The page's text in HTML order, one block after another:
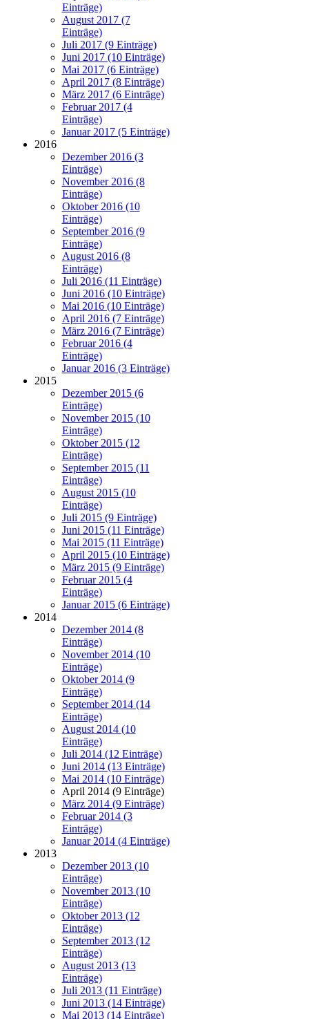
Einträge)
August 2017 (7
Einträge)
Juli 2017 (9 Einträge)
Juni 2017 (10 Einträge)
Mai 2017 (6 Einträge)
April 2017 (8 Einträge)
März 2017 (6 Einträge)
Februar 2017 (4
Einträge)
Januar 2017 (5 Einträge)
2016
Dezember 2016 (3
Einträge)
November 2016 (8
Einträge)
Oktober 2016 (10
Einträge)
September 2016 (9
Einträge)
August 2016 (8
Einträge)
Juli 2016 (11 Einträge)
Juni 2016 (10 Einträge)
Mai 2016 (10 Einträge)
April 2016 (7 Einträge)
März 2016 (7 Einträge)
Februar 2016 (4
Einträge)
Januar 2016 (3 Einträge)
2015
Dezember 2015 (6
Einträge)
November 2015 (10
Einträge)
Oktober 2015 (12
Einträge)
September 2015 (11
Einträge)
August 2015 (10
Einträge)
Juli 2015 (9 Einträge)
Juni 2015 (11 Einträge)
Mai 2015 (11 Einträge)
April 2015 (10 Einträge)
März 2015 (9 Einträge)
Februar 2015 (4
Einträge)
Januar 2015 (6 Einträge)
2014
Dezember 2014 (8
Einträge)
November 2014 (10
Einträge)
Oktober 2014 (9
Einträge)
September 2014 (14
Einträge)
August 2014 (10
Einträge)
Juli 2014 (12 Einträge)
Juni 2014 (13 Einträge)
Mai 2014 (10 Einträge)
April 2014 (9 Einträge)
März 2014 (9 Einträge)
Februar 2014 (3
Einträge)
Januar 2014 (4 Einträge)
2013
Dezember 2013 (10
Einträge)
November 2013 (10
Einträge)
Oktober 2013 (12
Einträge)
September 2013 (12
Einträge)
August 2013 (13
Einträge)
Juli 2013 (11 Einträge)
Juni 2013 (14 Einträge)
Mai 2013 (14 Einträge)